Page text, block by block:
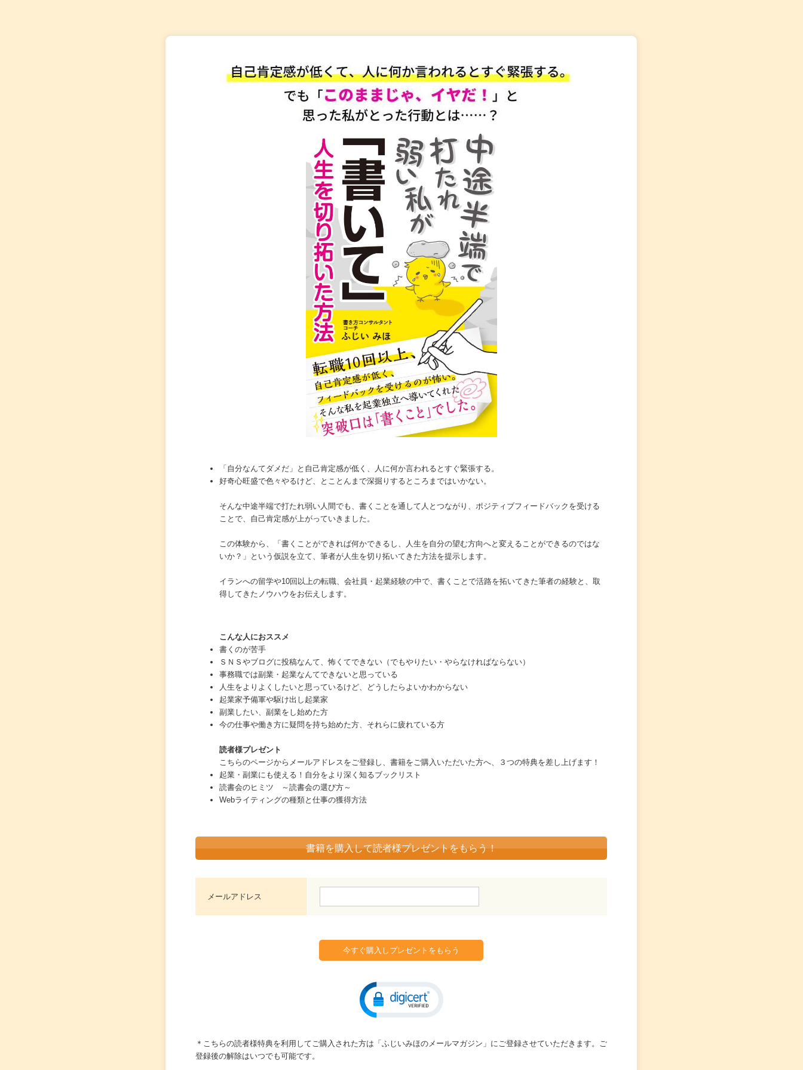
「自分なんてダメだ」と自己肯定感が低く、人に何か言われるとすぐ緊張する。
好奇心旺盛で色々やるけど、とことんまで深掘りするところまではいかない。
そんな中途半端で打たれ弱い人間でも、書くことを通して人とつながり、ポジティブフィードバックを受ける
ことで、自己肯定感が上がっていきました。
この体験から、「書くことができれば何かできるし、人生を自分の望む方向へと変えることができるのではな
いか？」という仮説を立て、筆者が人生を切り拓いてきた方法を提示します。
イランへの留学や10回以上の転職、会社員・起業経験の中で、書くことで活路を拓いてきた筆者の経験と、取
得してきたノウハウをお伝えします。
こんな人におススメ
書くのが苦手
ＳＮＳやブログに投稿なんて、怖くてできない（でもやりたい・やらなければならない）
事務職では副業・起業なんてできないと思っている
人生をよりよくしたいと思っているけど、どうしたらよいかわからない
起業家予備軍や駆け出し起業家
副業したい、副業をし始めた方
今の仕事や働き方に疑問を持ち始めた方、それらに疲れている方
読者様プレゼント
こちらのページからメールアドレスをご登録し、書籍をご購入いただいた方へ、３つの特典を差し上げます！
起業・副業にも使える！自分をより深く知るブックリスト
読書会のヒミツ ～読書会の選び方～
Webライティングの種類と仕事の獲得方法
書籍を購入して読者様プレゼントをもらう！
メールアドレス
＊こちらの読者様特典を利用してご購入された方は「ふじいみほのメールマガジン」にご登録させていただきます。ご
登録後の解除はいつでも可能です。